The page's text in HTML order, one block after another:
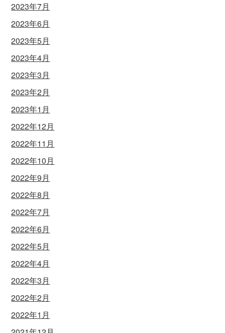
2023年7月
2023年6月
2023年5月
2023年4月
2023年3月
2023年2月
2023年1月
2022年12月
2022年11月
2022年10月
2022年9月
2022年8月
2022年7月
2022年6月
2022年5月
2022年4月
2022年3月
2022年2月
2022年1月